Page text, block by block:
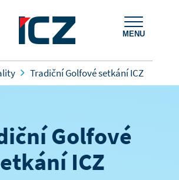
MENU
Tradiční Golfové setkání ICZ
Golfové
ICZ